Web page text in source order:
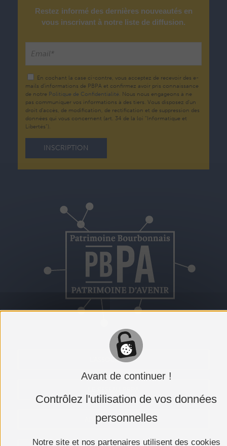
Restez informé des dernières nouveautés en
vous inscrivant à notre liste de diffusion.
En cochant la case ci-contre, vous acceptez de recevoir des e-
mails d’informations de PBPA et confirmez avoir pris connaissance
de notre Politique de Confidentialité. Nous nous engageons à ne
pas communiquer vos informations à des tiers. Vous disposez d'un
droit d'accès, de modification, de rectification et de suppression des
données qui vous concernent (art. 34 de la loi "Informatique et
Libertés").
L'ASSOCIATION
ADHÉRER AU PBPA
Avant de continuer !
Contrôlez l'utilisation de vos données
personnelles
Notre site et nos partenaires utilisent des cookies